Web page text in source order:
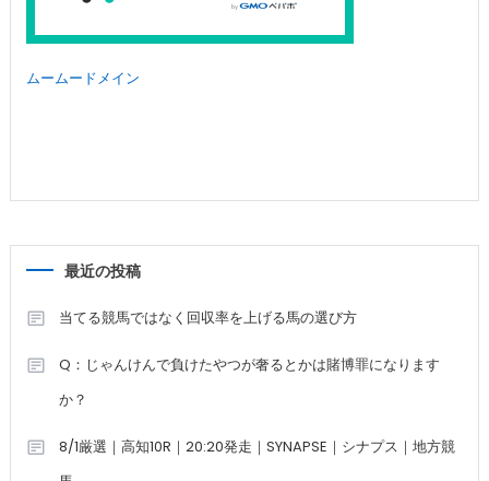
ムームードメイン
最近の投稿
当てる競馬ではなく回収率を上げる馬の選び方
Q：じゃんけんで負けたやつが奢るとかは賭博罪になります
か？
8/1厳選｜高知10R｜20:20発走｜SYNAPSE｜シナプス｜地方競